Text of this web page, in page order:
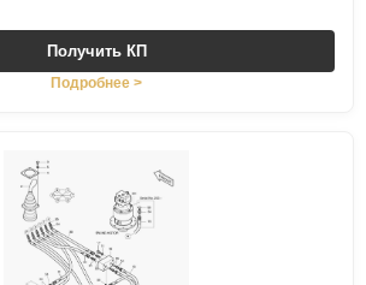
Получить КП
Подробнее >